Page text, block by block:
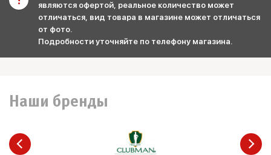
являются офертой, реальное количество может
отличаться, вид товара в магазине может отличаться
от фото.
Подробности уточняйте по телефону магазина.
Наши бренды